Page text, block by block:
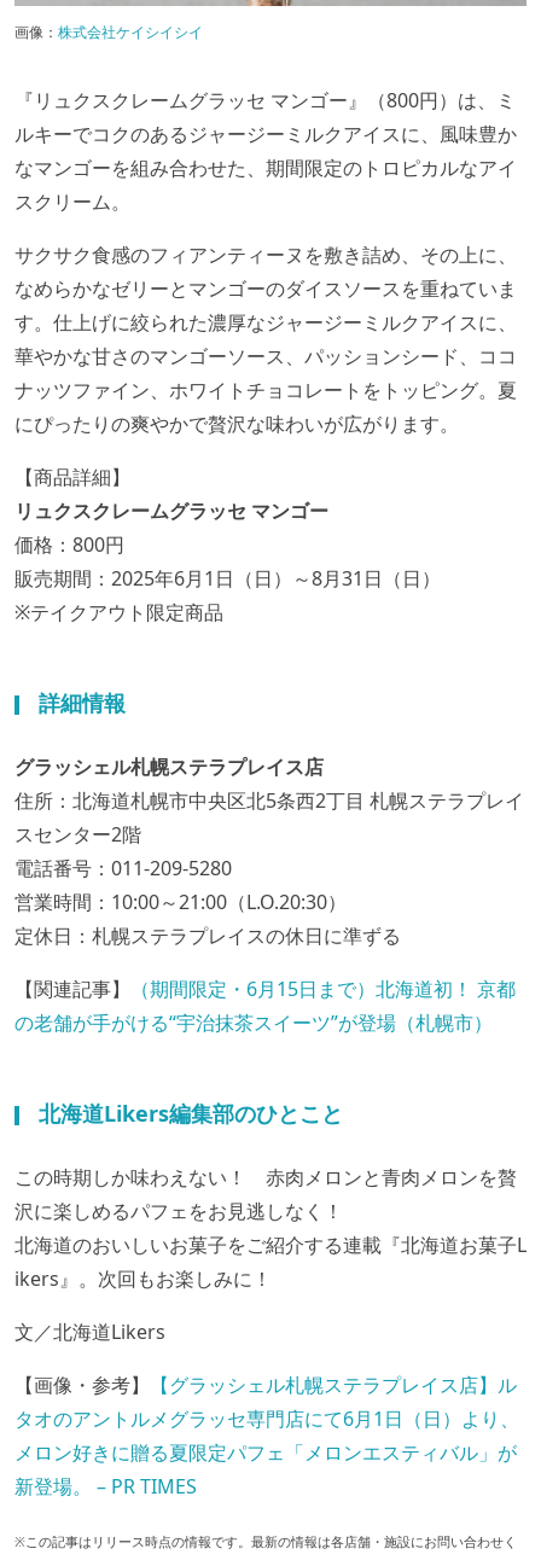
画像： 株式会社ケイシイシイ
『リュクスクレームグラッセ マンゴー』（800円）は、ミ
ルキーでコクのあるジャージーミルクアイスに、風味豊か
なマンゴーを組み合わせた、期間限定のトロピカルなアイ
スクリーム。
サクサク食感のフィアンティーヌを敷き詰め、その上に、
なめらかなゼリーとマンゴーのダイスソースを重ねていま
す。仕上げに絞られた濃厚なジャージーミルクアイスに、
華やかな甘さのマンゴーソース、パッションシード、ココ
ナッツファイン、ホワイトチョコレートをトッピング。夏
にぴったりの爽やかで贅沢な味わいが広がります。
【商品詳細】
リュクスクレームグラッセ マンゴー
価格：800円
販売期間：2025年6月1日（日）～8月31日（日）
※テイクアウト限定商品
詳細情報
グラッシェル札幌ステラプレイス店
住所：北海道札幌市中央区北5条西2丁目 札幌ステラプレイ
スセンター2階
電話番号：011-209-5280
営業時間：10:00～21:00（L.O.20:30）
定休日：札幌ステラプレイスの休日に準ずる
【関連記事】
（期間限定・6月15日まで）北海道初！ 京都
の老舗が手がける“宇治抹茶スイーツ”が登場（札幌市）
北海道Likers編集部のひとこと
この時期しか味わえない！ 赤肉メロンと青肉メロンを贅
沢に楽しめるパフェをお見逃しなく！
北海道のおいしいお菓子をご紹介する連載『北海道お菓子L
ikers』。次回もお楽しみに！
文／北海道Likers
【画像・参考】
【グラッシェル札幌ステラプレイス店】ル
タオのアントルメグラッセ専門店にて6月1日（日）より、
メロン好きに贈る夏限定パフェ「メロンエスティバル」が
新登場。 – PR TIMES
※この記事はリリース時点の情報です。最新の情報は各店舗・施設にお問い合わせく